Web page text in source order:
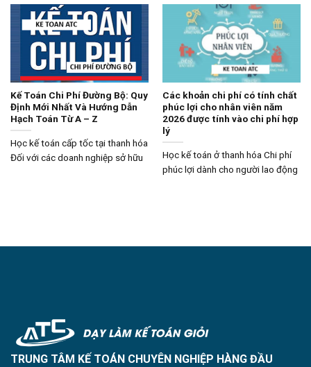
Kế Toán Chi Phí Đường Bộ: Quy
Định Mới Nhất Và Hướng Dẫn
Hạch Toán Từ A – Z
Học kế toán cấp tốc tại thanh hóa
Đối với các doanh nghiệp sở hữu
Các khoản chi phí có tính chất
phúc lợi cho nhân viên năm
2026 được tính vào chi phí hợp
lý
Học kế toán ở thanh hóa Chi phí
phúc lợi dành cho người lao động
TRUNG TÂM KẾ TOÁN CHUYÊN NGHIỆP HÀNG ĐẦU